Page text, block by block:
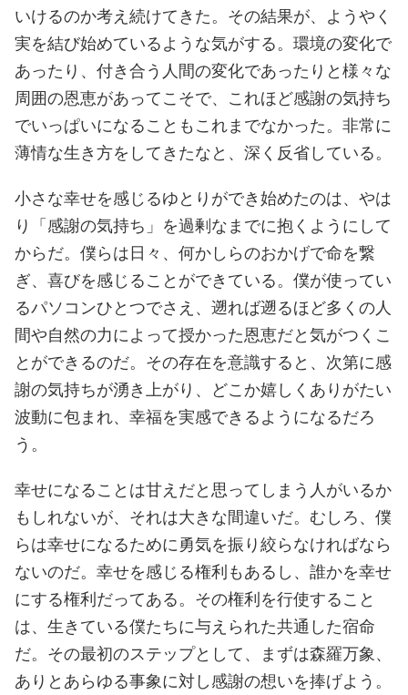
いけるのか考え続けてきた。その結果が、ようやく
実を結び始めているような気がする。環境の変化で
あったり、付き合う人間の変化であったりと様々な
周囲の恩恵があってこそで、これほど感謝の気持ち
でいっぱいになることもこれまでなかった。非常に
薄情な生き方をしてきたなと、深く反省している。
小さな幸せを感じるゆとりができ始めたのは、やは
り「感謝の気持ち」を過剰なまでに抱くようにして
からだ。僕らは日々、何かしらのおかげで命を繋
ぎ、喜びを感じることができている。僕が使ってい
るパソコンひとつでさえ、遡れば遡るほど多くの人
間や自然の力によって授かった恩恵だと気がつくこ
とができるのだ。その存在を意識すると、次第に感
謝の気持ちが湧き上がり、どこか嬉しくありがたい
波動に包まれ、幸福を実感できるようになるだろ
う。
幸せになることは甘えだと思ってしまう人がいるか
もしれないが、それは大きな間違いだ。むしろ、僕
らは幸せになるために勇気を振り絞らなければなら
ないのだ。幸せを感じる権利もあるし、誰かを幸せ
にする権利だってある。その権利を行使すること
は、生きている僕たちに与えられた共通した宿命
だ。その最初のステップとして、まずは森羅万象、
ありとあらゆる事象に対し感謝の想いを捧げよう。